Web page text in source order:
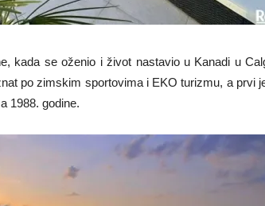
kada se oženio i život nastavio u Kanadi u
po zimskim sportovima i EKO turizmu, a prvi
1988. godine.